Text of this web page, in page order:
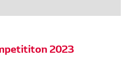
2023